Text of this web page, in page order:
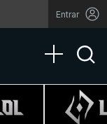
Entrar
Toggle